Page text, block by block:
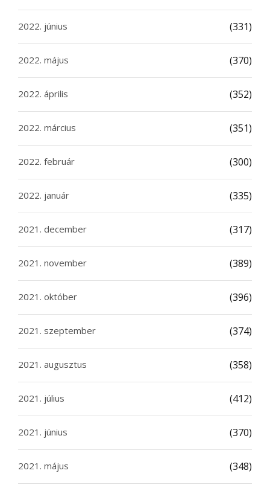
2022. június (331)
2022. május (370)
2022. április (352)
2022. március (351)
2022. február (300)
2022. január (335)
2021. december (317)
2021. november (389)
2021. október (396)
2021. szeptember (374)
2021. augusztus (358)
2021. július (412)
2021. június (370)
2021. május (348)